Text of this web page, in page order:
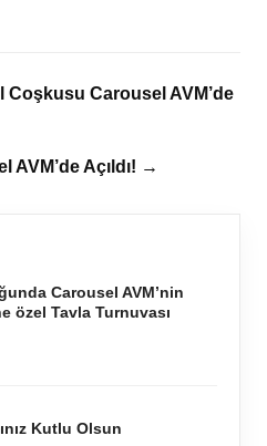
Carousel AVM’de
Açıldı! →
Carousel AVM’nin
özel Tavla Turnuvası
Kutlu Olsun